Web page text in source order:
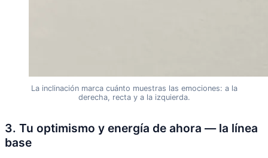
La inclinación marca cuánto muestras las emociones: a la
derecha, recta y a la izquierda.
3. Tu optimismo y energía de ahora — la línea
base